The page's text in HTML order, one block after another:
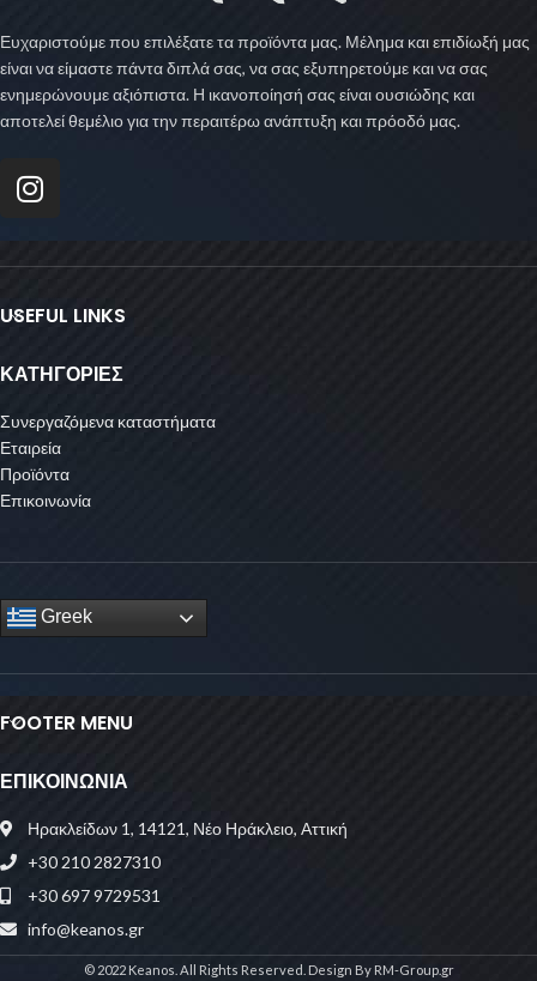
Ευχαριστούμε που επιλέξατε τα προϊόντα μας. Μέλημα και επιδίωξή μας
είναι να είμαστε πάντα διπλά σας, να σας εξυπηρετούμε και να σας
ενημερώνουμε αξιόπιστα. Η ικανοποίησή σας είναι ουσιώδης και
αποτελεί θεμέλιο για την περαιτέρω ανάπτυξη και πρόοδό μας.
USEFUL LINKS
ΚΑΤΗΓΟΡΙΕΣ
Συνεργαζόμενα καταστήματα
Εταιρεία
Προϊόντα
Επικοινωνία
Greek
FOOTER MENU
ΕΠΙΚΟΙΝΩΝΙΑ
Ηρακλείδων 1, 14121, Νέο Ηράκλειο, Αττική
+30 210 2827310
+30 697 9729531
info@keanos.gr
© 2022 Keanos. All Rights Reserved. Design By RM-Group.gr